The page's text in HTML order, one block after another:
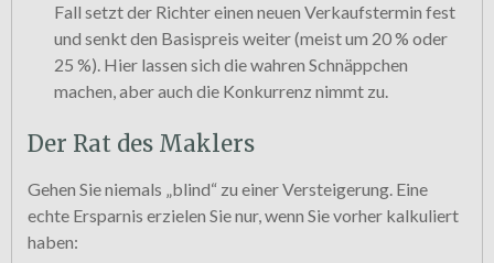
Fall setzt der Richter einen neuen Verkaufstermin fest
und senkt den Basispreis weiter (meist um 20 % oder
25 %). Hier lassen sich die wahren Schnäppchen
machen, aber auch die Konkurrenz nimmt zu.
Der Rat des Maklers
Gehen Sie niemals „blind“ zu einer Versteigerung. Eine
echte Ersparnis erzielen Sie nur, wenn Sie vorher kalkuliert
haben: